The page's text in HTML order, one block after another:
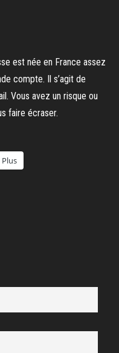
est née en France assez
compte. Il s’agit de
Vous avez un risque ou
faire écraser.
Plus